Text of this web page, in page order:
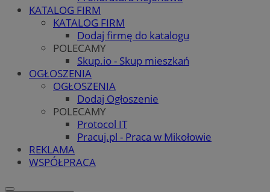
KATALOG FIRM
KATALOG FIRM
Dodaj firmę do katalogu
POLECAMY
Skup.io - Skup mieszkań
OGŁOSZENIA
OGŁOSZENIA
Dodaj Ogłoszenie
POLECAMY
Protocol IT
Pracuj.pl - Praca w Mikołowie
REKLAMA
WSPÓŁPRACA